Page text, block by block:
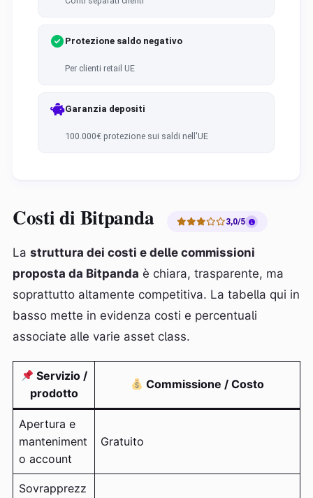
Protezione saldo negativo
Per clienti retail UE
Garanzia depositi
100.000€ protezione sui saldi nell'UE
Costi di Bitpanda 3,0/5
La struttura dei costi e delle commissioni
proposta da Bitpanda è chiara, trasparente, ma
soprattutto altamente competitiva. La tabella qui in
basso mette in evidenza costi e percentuali
associate alle varie asset class.
Servizio /
prodotto
Commissione / Costo
Apertura e
manteniment
o account
Gratuito
Sovrapprezz